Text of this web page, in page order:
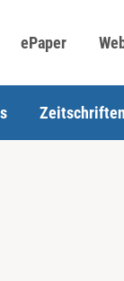
ePaper
Zeitschriften